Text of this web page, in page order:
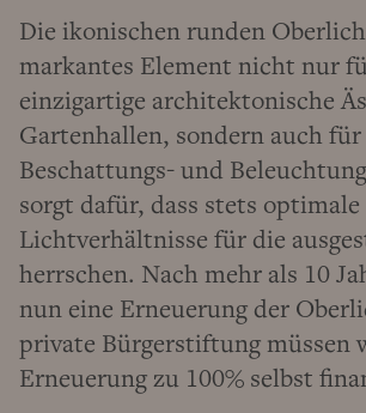
Die ikonischen runden
markantes Element nicht nur
einzigartige architektonische
Gartenhallen, sondern auch
Beschattungs- und
sorgt dafür, dass stets optimale
Lichtverhältnisse für die
herrschen. Nach mehr als 10
nun eine Erneuerung der
private Bürgerstiftung müssen
Erneuerung zu 100% selbst